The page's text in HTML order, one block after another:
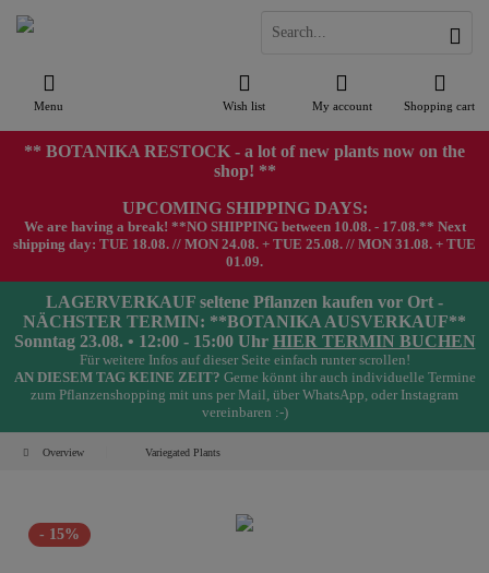
Menu Shopping cart
Wish list My account
** BOTANIKA RESTOCK - a lot of new plants now on the
shop! **
UPCOMING SHIPPING DAYS:
We are having a break! **NO SHIPPING between 10.08. - 17.08.** Next
shipping day: TUE 18.08. // MON 24.08. + TUE 25.08. // MON 31.08. + TUE
01.09.
LAGERVERKAUF seltene Pflanzen kaufen vor Ort -
NÄCHSTER TERMIN: **BOTANIKA AUSVERKAUF**
Sonntag 23.08. • 12:00 - 15:00 Uhr HIER TERMIN BUCHEN
Für weitere Infos auf dieser Seite einfach runter scrollen!
AN DIESEM TAG KEINE ZEIT? Gerne könnt ihr auch individuelle Termine
zum Pflanzenshopping mit uns per Mail, über WhatsApp, oder Instagram
vereinbaren :-)
Overview Variegated Plants
- 15%